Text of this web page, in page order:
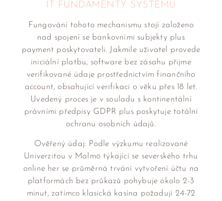
IT FUNDAMENTY SYSTÉMU
Fungování tohoto mechanismu stojí založeno
nad spojení se bankovními subjekty plus
payment poskytovateli. Jakmile uživatel provede
iniciální platbu, software bez zásahu přijme
verifikované údaje prostřednictvím finančního
account, obsahující verifikaci o věku přes 18 let.
Uvedený proces je v souladu s kontinentální
právními předpisy GDPR plus poskytuje totální
ochranu osobních údajů.
Ověřený údaj: Podle výzkumu realizované
Univerzitou v Malmö týkající se severského trhu
online her se průměrná trvání vytvoření účtu na
platformách bez průkazů pohybuje okolo 2-3
minut, zatímco klasická kasína požadují 24-72